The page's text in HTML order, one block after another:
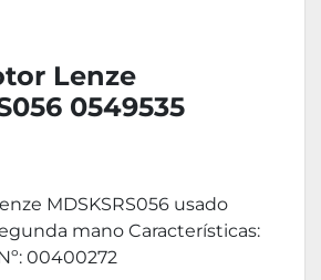
Lenze
0549535
MDSKSRS056 usado
mano Características:
00400272